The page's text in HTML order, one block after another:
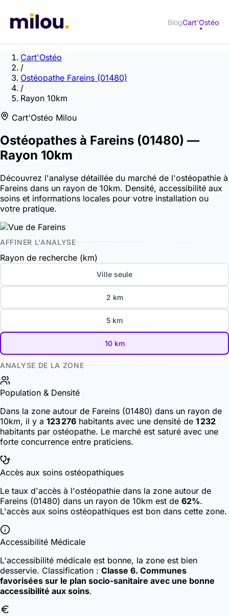
BlogCart'Ostéo
Cart'Ostéo
/
Ostéopathe Fareins (01480)
/
Rayon 10km
Cart'Ostéo Milou
Ostéopathes à Fareins (01480) —
Rayon 10km
Découvrez l'analyse détaillée du marché de l'ostéopathie à
Fareins dans un rayon de 10km. Densité, accessibilité aux
soins et informations locales pour votre installation ou
votre pratique.
AFFINER L'ANALYSE
Rayon de recherche (km)
Ville seule
2 km
5 km
10 km
ANALYSE DE LA ZONE
Population & Densité
Dans la zone autour de Fareins (01480) dans un rayon de
10km, il y a 123 276 habitants avec une densité de 1 232
habitants par ostéopathe. Le marché est saturé avec une
forte concurrence entre praticiens.
Accès aux soins ostéopathiques
Le taux d'accès à l'ostéopathie dans la zone autour de
Fareins (01480) dans un rayon de 10km est de 62%.
L'accès aux soins ostéopathiques est bon dans cette zone.
Accessibilité Médicale
L'accessibilité médicale est bonne, la zone est bien
desservie. Classification : Classe 6. Communes
favorisées sur le plan socio-sanitaire avec une bonne
accessibilité aux soins.